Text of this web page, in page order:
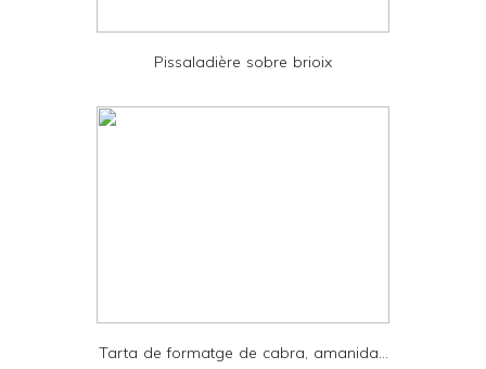
Pissaladière sobre brioix
Tarta de formatge de cabra, amanida...